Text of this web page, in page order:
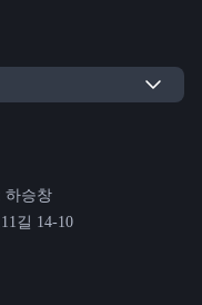
하승창
길 14-10